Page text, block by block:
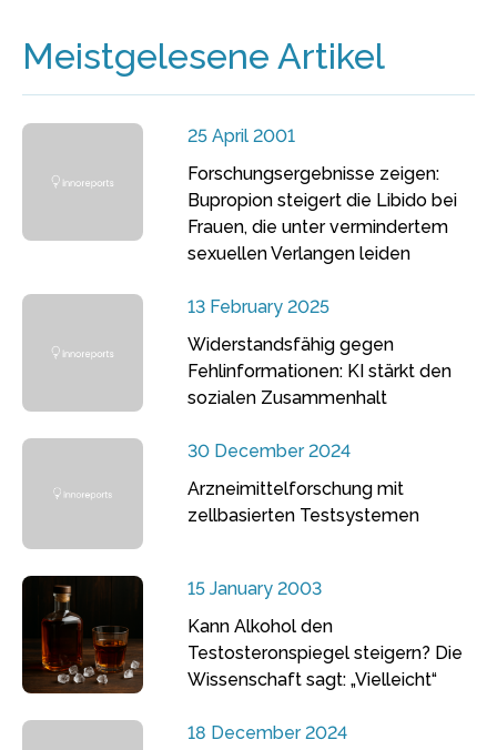
Meistgelesene Artikel
25 April 2001
Forschungsergebnisse zeigen:
Bupropion steigert die Libido bei
Frauen, die unter vermindertem
sexuellen Verlangen leiden
13 February 2025
Widerstandsfähig gegen
Fehlinformationen: KI stärkt den
sozialen Zusammenhalt
30 December 2024
Arzneimittelforschung mit
zellbasierten Testsystemen
15 January 2003
Kann Alkohol den
Testosteronspiegel steigern? Die
Wissenschaft sagt: „Vielleicht“
18 December 2024